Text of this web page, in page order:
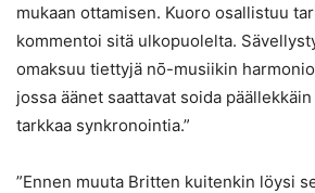
mukaan ottamisen. Kuoro osallistuu
kommentoi sitä ulkopuolelta.
omaksuu tiettyjä nō-musiikin
jossa äänet saattavat soida
tarkkaa synkronointia.”
”Ennen muuta Britten kuitenkin löysi